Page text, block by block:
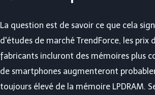
La question est de savoir ce que cela
d'études de marché TrendForce, les
fabricants incluront des mémoires plus
de smartphones augmenteront
toujours élevé de la mémoire LPDRAM.